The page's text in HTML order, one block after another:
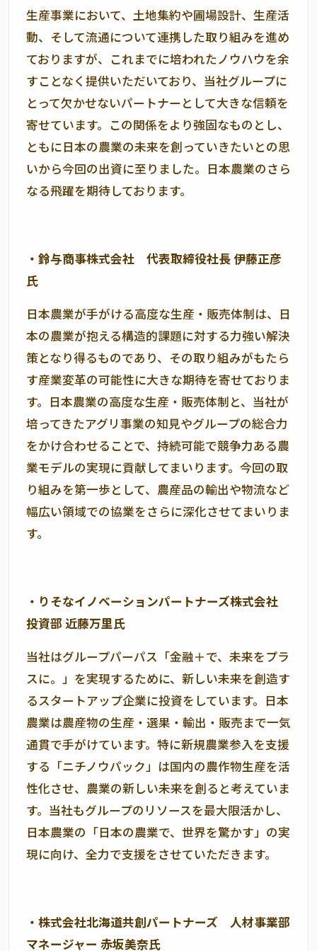
生産事業において、土地集約や圃場設計、生産活
動、そして流通について連携した取り組みを進め
ておりますが、これまでに培われたノウハウを余
すことなく提供いただいており、当社グループに
とって欠かせないパートナーとして大きな信頼を
寄せています。この関係をより強固なものとし、
ともに日本の農業の未来を創っていきたいとの思
いから今回の出資に至りました。日本農業のさら
なる飛躍を期待しております。
・鈴与商事株式会社 代表取締役社長 伊藤正彦
氏
日本農業が手がける高度な生産・販売体制は、日
本の農業が抱える構造的課題に対する力強い解決
策となり得るものであり、その取り組みがもたら
す産業変革の可能性に大きな期待を寄せておりま
す。日本農業の高度な生産・販売体制と、当社が
培ってきたアグリ事業の知見やグループの総合力
をかけ合わせることで、持続可能で競争力ある農
業モデルの実現に貢献してまいります。今回の取
り組みを第一歩として、農産品の輸出や物流など
幅広い領域での協業をさらに深化させてまいりま
す。
・りそなイノベーションパートナーズ株式会社
投資部 近藤万里氏
当社はグループパーパス「金融＋で、未来をプラ
スに。」を実現するために、新しい未来を創造す
るスタートアップ企業に投資をしています。日本
農業は農産物の生産・選果・輸出・販売まで一気
通貫で手がけています。特に新規農業参入を支援
する「ニチノウパック」は国内の農作物生産を活
性化させ、農業の新しい未来を創ると考えていま
す。当社もグループのリソースを最大限活かし、
日本農業の「日本の農業で、世界を驚かす」の実
現に向け、全力で支援をさせていただきます。
・株式会社北海道共創パートナーズ 人材事業部
マネージャー 赤坂美奈氏